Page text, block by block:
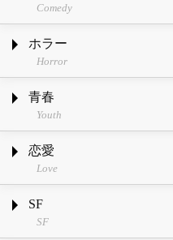
Comedy
ホラー
Horror
青春
Youth
恋愛
Love
SF
SF